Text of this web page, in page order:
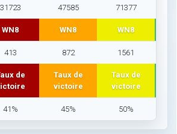
31723 47585 71377
WN8 WN8 WN8
413 872 1561
de
Taux de
victoire
Taux de
victoire
41% 45% 50%